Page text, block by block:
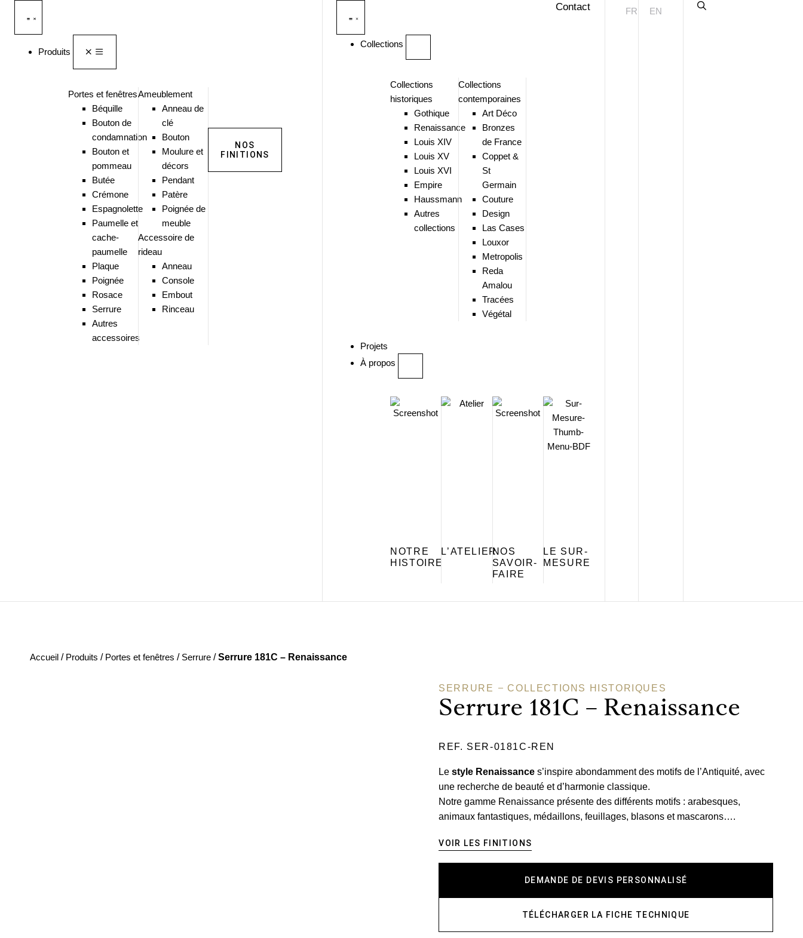
Produits
Portes et fenêtres
Béquille
Bouton de
condamnation
Bouton et
pommeau
Butée
Crémone
Espagnolette
Paumelle et
cache-
paumelle
Plaque
Poignée
Rosace
Serrure
Autres
accessoires
Ameublement
Anneau de
clé
Bouton
Moulure et
décors
Pendant
Patère
Poignée de
meuble
Accessoire de
rideau
Anneau
Console
Embout
Rinceau
NOS
FINITIONS
Collections
Collections
historiques
Gothique
Renaissance
Louis XIV
Louis XV
Louis XVI
Empire
Haussmann
Autres
collections
Collections
contemporaines
Art Déco
Bronzes
de France
Coppet &
St
Germain
Couture
Design
Las Cases
Louxor
Metropolis
Reda
Amalou
Tracées
Végétal
Projets
À propos
NOTRE
HISTOIRE
L’ATELIERNOS
SAVOIR-
FAIRE
LE SUR-
MESURE
Contact FR EN
Accueil / Produits / Portes et fenêtres / Serrure /Serrure 181C – Renaissance
SERRURE COLLECTIONS HISTORIQUES
Serrure 181C – Renaissance
REF. SER-0181C-REN
Lestyle Renaissance s’inspire abondamment des motifs de l’Antiquité, avec
une recherche de beauté et d’harmonie classique.
Notre gamme Renaissance présente des différents motifs : arabesques,
animaux fantastiques, médaillons, feuillages, blasons et mascarons….
VOIR LES FINITIONS
DEMANDE DE DEVIS PERSONNALISÉ
TÉLÉCHARGER LA FICHE TECHNIQUE